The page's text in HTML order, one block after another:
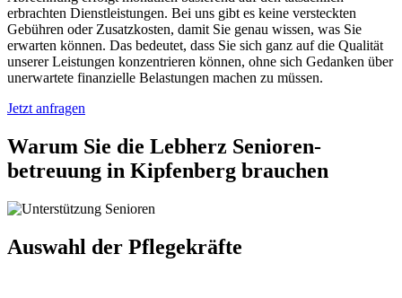
erbrachten Dienstleistungen. Bei uns gibt es keine versteckten
Gebühren oder Zusatzkosten, damit Sie genau wissen, was Sie
erwarten können. Das bedeutet, dass Sie sich ganz auf die Qualität
unserer Leistungen konzentrieren können, ohne sich Gedanken über
unerwartete finanzielle Belastungen machen zu müssen.
Jetzt anfragen
Warum Sie die Lebherz Senioren­
betreuung in Kipfenberg brauchen
Auswahl der Pflegekräfte